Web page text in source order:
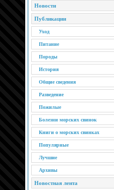
Новости
Публикации
Уход
Питание
Породы
История
Общие сведения
Разведение
Пожилые
Болезни морских свинок
Книги о морских свинках
Популярные
Лучшие
Архивы
Новостная лента